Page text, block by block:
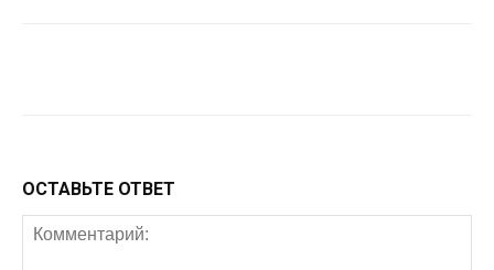
ОСТАВЬТЕ ОТВЕТ